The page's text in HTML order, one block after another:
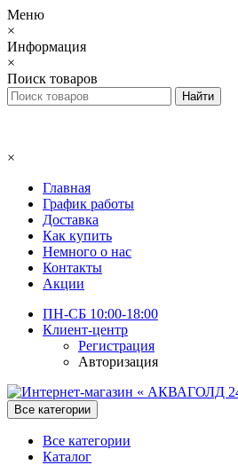
Меню
×
Информация
×
Поиск товаров
×
Главная
График работы
Доставка
Как купить
Немного о нас
Контакты
Акции
ПН-СБ 10:00-18:00
Клиент-центр
Регистрация
Авторизация
Все категории
Все категории
Каталог